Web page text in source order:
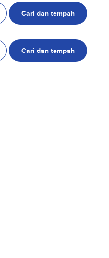
Cari dan tempah
Cari dan tempah